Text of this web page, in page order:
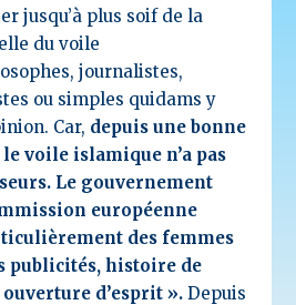
jusqu’à plus soif de la
du voile
journalistes,
ou simples quidams y
Car, depuis une bonne
le voile islamique n’a pas
Le gouvernement
européenne
des femmes
publicités, histoire de
d’esprit ». Depuis